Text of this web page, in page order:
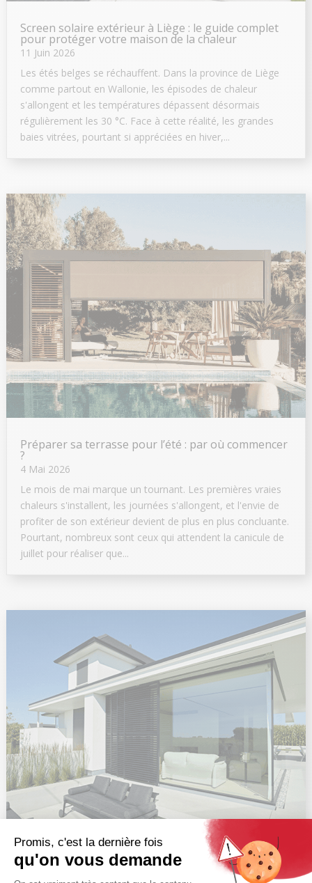
Screen solaire extérieur à Liège : le guide complet
pour protéger votre maison de la chaleur
11 Juin 2026
Les étés belges se réchauffent. Dans la province de Liège
comme partout en Wallonie, les épisodes de chaleur
s'allongent et les températures dépassent désormais
régulièrement les 30 °C. Face à cette réalité, les grandes
baies vitrées, pourtant si appréciées en hiver,...
Préparer sa terrasse pour l’été : par où commencer
?
4 Mai 2026
Le mois de mai marque un tournant. Les premières vraies
chaleurs s'installent, les journées s'allongent, et l'envie de
profiter de son extérieur devient de plus en plus concluante.
Pourtant, nombreux sont ceux qui attendent la canicule de
juillet pour réaliser que...
Quelles protections solaires pour une terrasse
exposée plein sud ?